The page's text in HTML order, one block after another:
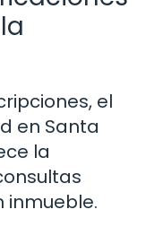
el
en Santa
la
inmueble.